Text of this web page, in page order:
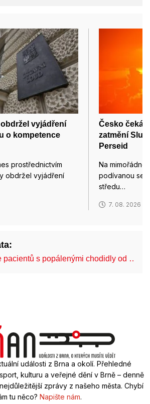
vyjádření
o kompetence
prostřednictvím
obdržel vyjádření
Česko čeká
zatmění
Perseid
Na
podívanou se
středu…
7. 08. 2026
pacientů s popálenými chodidly od …
události z Brna a okolí. Přehledné
kulturu a veřejné dění v Brně – denně
zprávy z našeho města. Chybí
tu něco? Napište nám.